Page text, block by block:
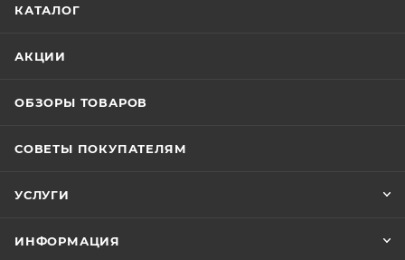
КАТАЛОГ
АКЦИИ
ОБЗОРЫ ТОВАРОВ
СОВЕТЫ ПОКУПАТЕЛЯМ
УСЛУГИ
ИНФОРМАЦИЯ